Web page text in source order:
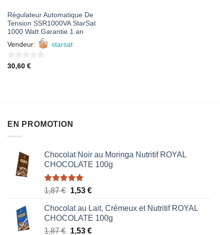
Régulateur Automatique De
Tension SSR1000VA StarSat
1000 Watt Garantie 1 an
Vendeur:
starsat
0
30,60 €
EN PROMOTION
Chocolat Noir au Moringa Nutritif ROYAL
CHOCOLATE 100g
Note5.00
1,87€ Le
initial
était :
1,87 €.
1,53 €Le
actuel
est :
1,53 €.
Chocolat au Lait, Crémeux et Nutritif ROYAL
CHOCOLATE 100g
1,87€ Le
1,53 €Le